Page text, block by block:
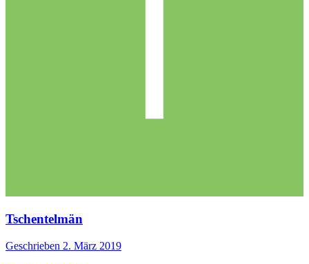
Tschentelmän
Geschrieben 2. März 2019